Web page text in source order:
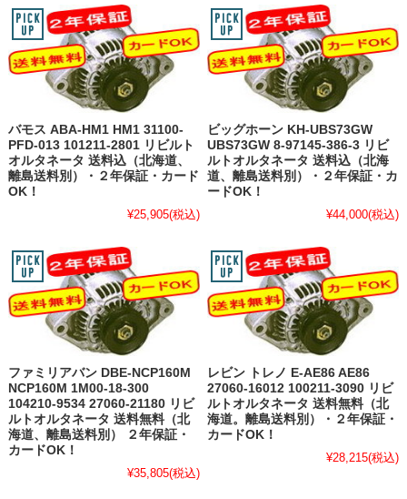
バモス ABA-HM1 HM1 31100-
PFD-013 101211-2801 リビルト
オルタネータ 送料込（北海道、
離島送料別）・２年保証・カード
OK！
¥25,905(税込)
ビッグホーン KH-UBS73GW
UBS73GW 8-97145-386-3 リビ
ルトオルタネータ 送料込（北海
道、離島送料別）・２年保証・カ
ードOK！
¥44,000(税込)
ファミリアバン DBE-NCP160M
NCP160M 1M00-18-300
104210-9534 27060-21180 リビ
ルトオルタネータ 送料無料（北
海道、離島送料別） ２年保証・
カードOK！
¥35,805(税込)
レビン トレノ E-AE86 AE86
27060-16012 100211-3090 リビ
ルトオルタネータ 送料無料（北
海道。離島送料別）・２年保証・
カードOK！
¥28,215(税込)